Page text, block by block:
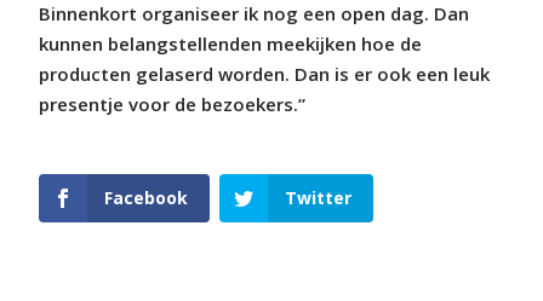
Binnenkort organiseer ik nog een open dag. Dan
kunnen belangstellenden meekijken hoe de
producten gelaserd worden. Dan is er ook een leuk
presentje voor de bezoekers.”
Facebook Twitter